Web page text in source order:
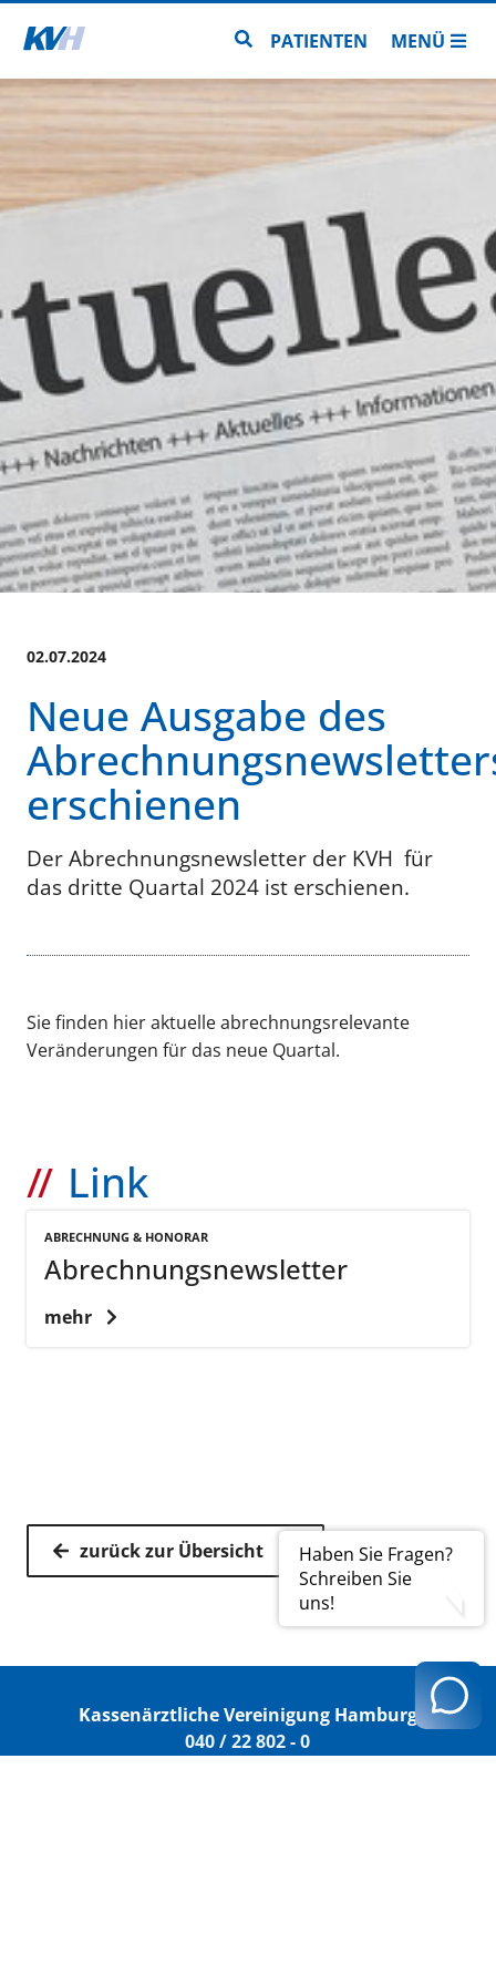
Zur Startseite Zur Seitensuche
PATIENTEN MENÜ
Haben Sie Fragen?
Schreiben Sie
uns!
02.07.2024
Neue Ausgabe des
erschienen
Der Abrechnungsnewsletter der KVH für
das dritte Quartal 2024 ist erschienen.
Sie finden hier aktuelle abrechnungsrelevante
Veränderungen für das neue Quartal.
Link
ABRECHNUNG & HONORAR
Abrechnungsnewsletter
mehr
zurück zur Übersicht
Kassenärztliche Vereinigung Hamburg
040 / 22 802 - 0